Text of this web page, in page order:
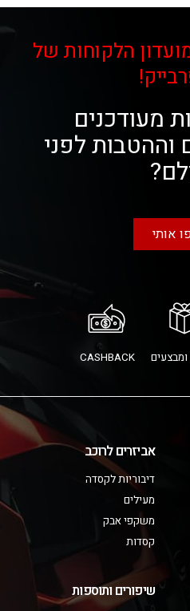
הלקוחות של
מעודכנים
לפני
אותי
CASHBACK
אביזרים לרוכב
דיבוריות לקסדה
מעילים
משקפי אבק
קסדות
שיפורים ותוספות